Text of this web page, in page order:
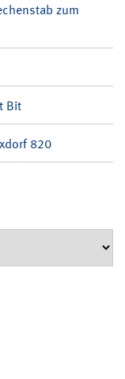
zum
Bit
820